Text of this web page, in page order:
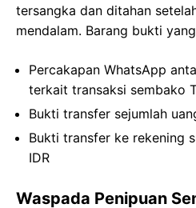
tersangka dan ditahan
mendalam. Barang bukti
Percakapan WhatsApp
terkait transaksi sembako
Bukti transfer sejumlah
Bukti transfer ke rekening
IDR
Waspada Penipuan